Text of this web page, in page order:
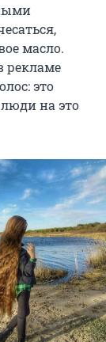
масло.
рекламе
это
на это